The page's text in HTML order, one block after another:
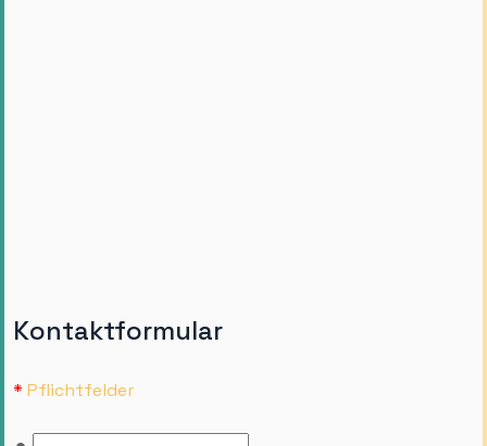
Kontaktformular
* Pflichtfelder